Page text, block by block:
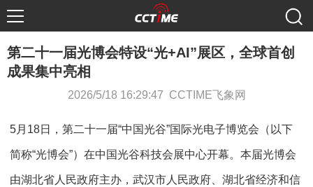
第二十一届光博会特设“光+AI”展区，全球首创
成果集中亮相
2026/5/18 16:29:47 CCTIME飞象网
5月18日，第二十一届“中国光谷”国际光电子博览会（以下
简称“光博会”）在中国光谷科技会展中心开幕。本届光博会
由湖北省人民政府主办，武汉市人民政府、湖北省经济和信